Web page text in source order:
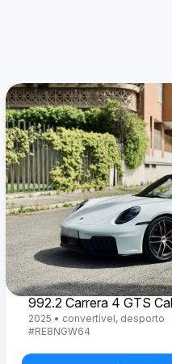
Porsche
2025 • convertível, desporto
#RE8NGW64